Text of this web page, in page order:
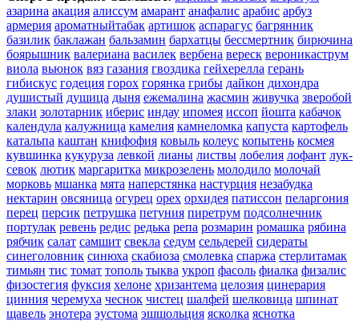
азарина акация алиссум амарант анафалис арабис арбуз
армерия ароматныйтабак артишок аспарагус багрянник
базилик баклажан бальзамин бархатцы бессмертник бирючина
боярышник валериана василек вербена вереск вероникаструм
виола вьюнок вяз газания гвоздика гейхерелла герань
гибискус годеция горох горянка грибы дайкон дихондра
душистый душица дыня ежемалина жасмин живучка зверобой
злаки золотарник иберис индау ипомея иссоп йошта кабачок
календула калужница камелия камнеломка капуста картофель
катальпа каштан книфофия ковыль колеус копытень космея
кувшинка кукуруза левкой лианы листвы лобелия лофант лук-
севок лютик маргаритка микрозелень молодило молочай
морковь мшанка мята наперстянка настурция незабудка
нектарин овсяница огурец орех орхидея патиссон пеларгония
перец персик петрушка петуния пиретрум подсолнечник
портулак ревень редис редька репа розмарин ромашка рябина
рябчик салат самшит свекла седум сельдерей сидераты
синеголовник синюха скабиоза смолевка спаржа стерлитамак
тимьян тис томат тополь тыква укроп фасоль фиалка физалис
физостегия фуксия хелоне хризантема целозия цинерария
цинния черемуха чеснок чистец шалфей шелковица шпинат
щавель энотера эустома эшшольция ясколка яснотка